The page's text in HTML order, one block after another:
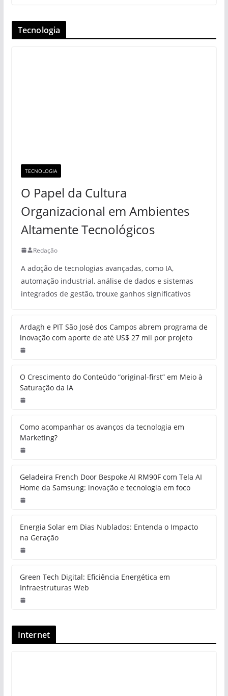
Tecnologia
TECNOLOGIA
O Papel da Cultura
Organizacional em Ambientes
Altamente Tecnológicos
Redação
A adoção de tecnologias avançadas, como IA,
automação industrial, análise de dados e sistemas
integrados de gestão, trouxe ganhos significativos
Ardagh e PIT São José dos Campos abrem programa de
inovação com aporte de até US$ 27 mil por projeto
O Crescimento do Conteúdo “original-first” em Meio à
Saturação da IA
Como acompanhar os avanços da tecnologia em
Marketing?
Geladeira French Door Bespoke AI RM90F com Tela AI
Home da Samsung: inovação e tecnologia em foco
Energia Solar em Dias Nublados: Entenda o Impacto
na Geração
Green Tech Digital: Eficiência Energética em
Infraestruturas Web
Internet